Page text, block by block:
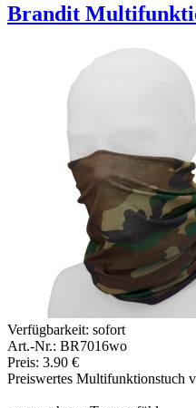
Brandit
Verfügbarkeit: sofort
Art.-Nr.: BR7016wo
Preis: 3.90 €
Preiswertes Multifunktionstuch